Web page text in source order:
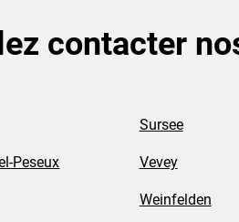
contacter
Peseux
Sursee
Vevey
Weinfelden